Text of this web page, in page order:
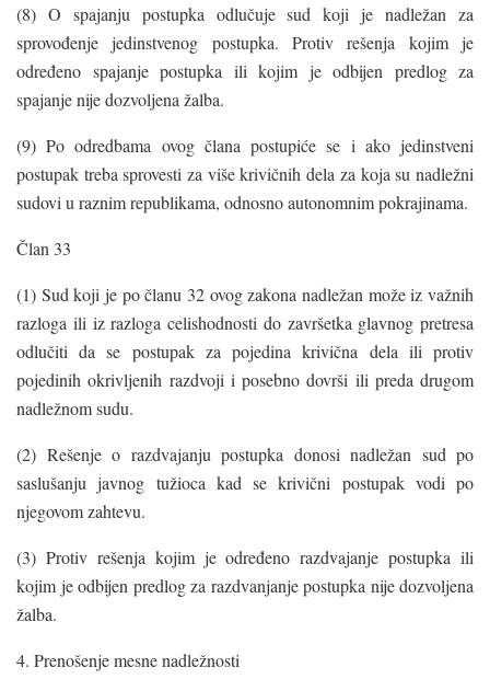
(8) O spajanju postupka odlučuje sud koji je nadležan za
sprovođenje jedinstvenog postupka. Protiv rešenja kojim je
određeno spajanje postupka ili kojim je odbijen predlog za
spajanje nije dozvoljena žalba.
(9) Po odredbama ovog člana postupiće se i ako jedinstveni
postupak treba sprovesti za više krivičnih dela za koja su nadležni
sudovi u raznim republikama, odnosno autonomnim pokrajinama.
Član 33
(1) Sud koji je po članu 32 ovog zakona nadležan može iz važnih
razloga ili iz razloga celishodnosti do završetka glavnog pretresa
odlučiti da se postupak za pojedina krivična dela ili protiv
pojedinih okrivljenih razdvoji i posebno dovrši ili preda drugom
nadležnom sudu.
(2) Rešenje o razdvajanju postupka donosi nadležan sud po
saslušanju javnog tužioca kad se krivični postupak vodi po
njegovom zahtevu.
(3) Protiv rešenja kojim je određeno razdvajanje postupka ili
kojim je odbijen predlog za razdvanjanje postupka nije dozvoljena
žalba.
4. Prenošenje mesne nadležnosti